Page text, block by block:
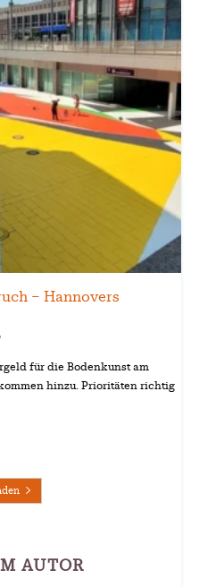
– Hannovers
für die Bodenkunst am
hinzu. Prioritäten richtig
AUTOR